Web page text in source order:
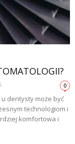
0
u dentysty może być
technologiom i
komfortowa i